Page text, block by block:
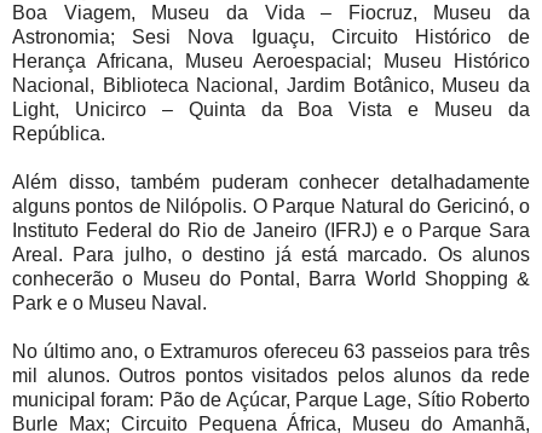
Boa Viagem, Museu da Vida – Fiocruz, Museu da
Astronomia; Sesi Nova Iguaçu, Circuito Histórico de
Herança Africana, Museu Aeroespacial; Museu Histórico
Nacional, Biblioteca Nacional, Jardim Botânico, Museu da
Light, Unicirco – Quinta da Boa Vista e Museu da
República.
Além disso, também puderam conhecer detalhadamente
alguns pontos de Nilópolis. O Parque Natural do Gericinó, o
Instituto Federal do Rio de Janeiro (IFRJ) e o Parque Sara
Areal. Para julho, o destino já está marcado. Os alunos
conhecerão o Museu do Pontal, Barra World Shopping &
Park e o Museu Naval.
No último ano, o Extramuros ofereceu 63 passeios para três
mil alunos. Outros pontos visitados pelos alunos da rede
municipal foram: Pão de Açúcar, Parque Lage, Sítio Roberto
Burle Max; Circuito Pequena África, Museu do Amanhã,